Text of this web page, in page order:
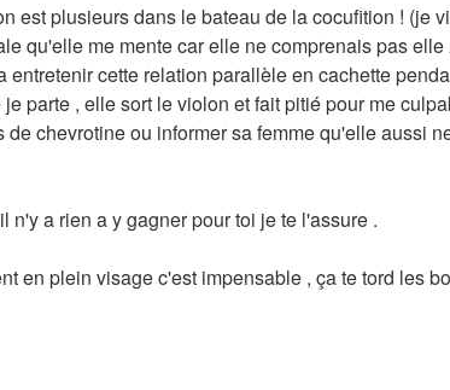
est plusieurs dans le bateau de la cocufition ! (je
qu'elle me mente car elle ne comprenais pas
cette relation parallèle en cachette
parte , elle sort le violon et fait pitié pour me
chevrotine ou informer sa femme qu'elle aussi
a rien a y gagner pour toi je te l'assure .
en plein visage c'est impensable , ça te tord les